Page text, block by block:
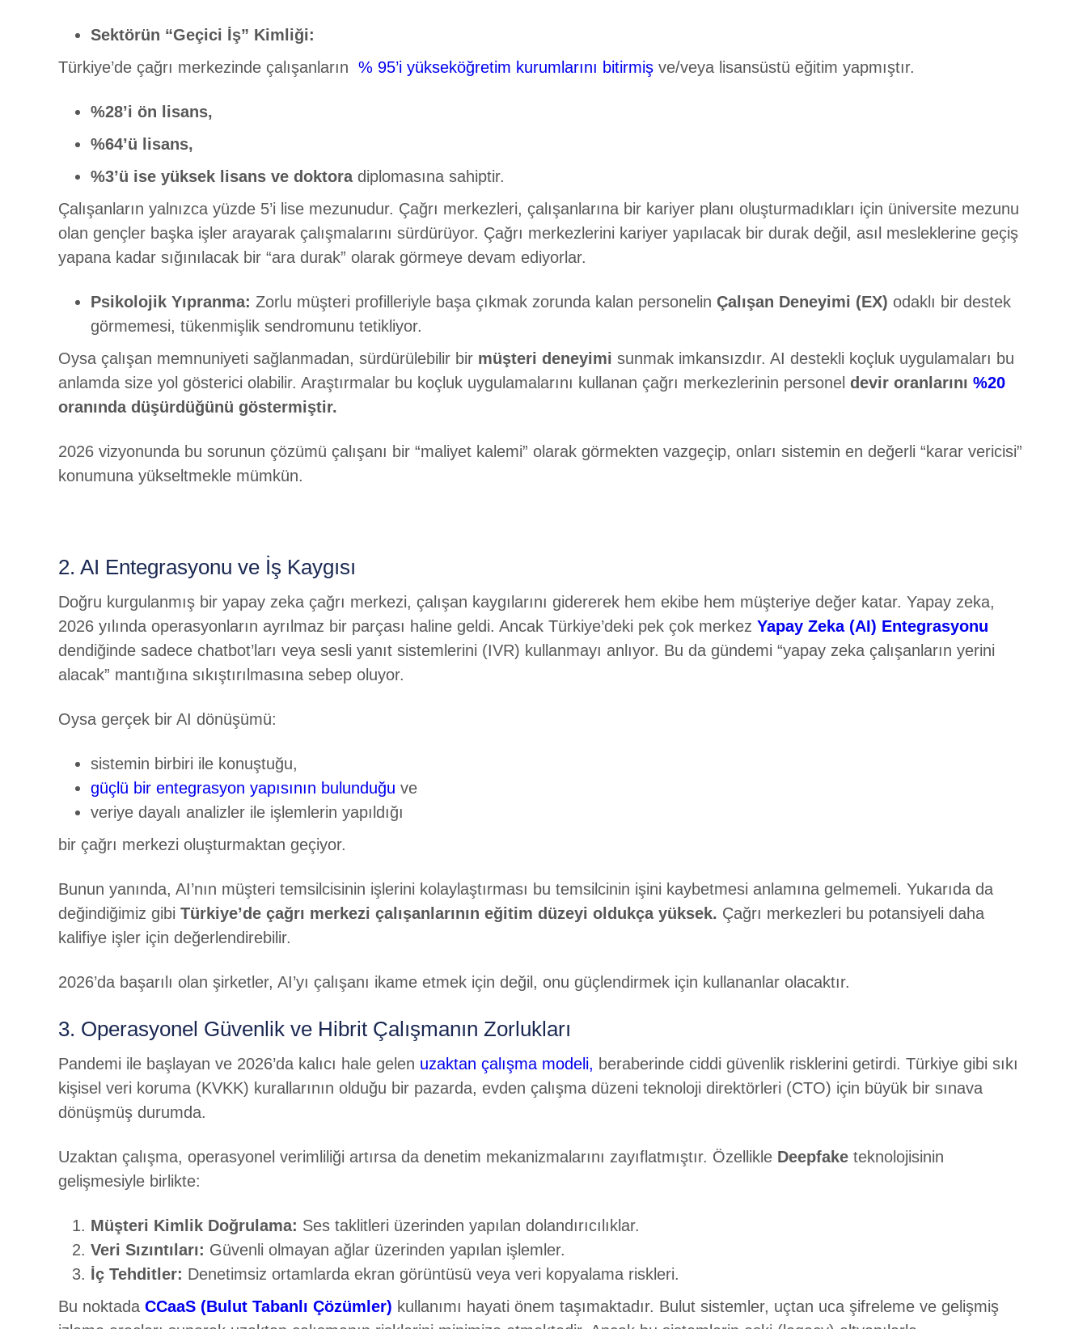
Sektörün “Geçici İş” Kimliği:
Türkiye’de çağrı merkezinde çalışanların % 95’i yükseköğretim kurumlarını bitirmiş ve/veya lisansüstü eğitim yapmıştır.
%28’i ön lisans,
%64’ü lisans,
%3’ü ise yüksek lisans ve doktora diplomasına sahiptir.
Çalışanların yalnızca yüzde 5’i lise mezunudur. Çağrı merkezleri, çalışanlarına bir kariyer planı oluşturmadıkları için üniversite mezunu
olan gençler başka işler arayarak çalışmalarını sürdürüyor. Çağrı merkezlerini kariyer yapılacak bir durak değil, asıl mesleklerine geçiş
yapana kadar sığınılacak bir “ara durak” olarak görmeye devam ediyorlar.
Psikolojik Yıpranma: Zorlu müşteri profilleriyle başa çıkmak zorunda kalan personelin Çalışan Deneyimi (EX) odaklı bir destek
görmemesi, tükenmişlik sendromunu tetikliyor.
Oysa çalışan memnuniyeti sağlanmadan, sürdürülebilir bir müşteri deneyimi sunmak imkansızdır. AI destekli koçluk uygulamaları bu
anlamda size yol gösterici olabilir. Araştırmalar bu koçluk uygulamalarını kullanan çağrı merkezlerinin personel devir oranlarını %20
oranında düşürdüğünü göstermiştir.
2026 vizyonunda bu sorunun çözümü çalışanı bir “maliyet kalemi” olarak görmekten vazgeçip, onları sistemin en değerli “karar vericisi”
konumuna yükseltmekle mümkün.
2. AI Entegrasyonu ve İş Kaygısı
Doğru kurgulanmış bir yapay zeka çağrı merkezi, çalışan kaygılarını gidererek hem ekibe hem müşteriye değer katar. Yapay zeka,
2026 yılında operasyonların ayrılmaz bir parçası haline geldi. Ancak Türkiye’deki pek çok merkez Yapay Zeka (AI) Entegrasyonu
dendiğinde sadece chatbot’ları veya sesli yanıt sistemlerini (IVR) kullanmayı anlıyor. Bu da gündemi “yapay zeka çalışanların yerini
alacak” mantığına sıkıştırılmasına sebep oluyor.
Oysa gerçek bir AI dönüşümü:
sistemin birbiri ile konuştuğu,
güçlü bir entegrasyon yapısının bulunduğu ve
veriye dayalı analizler ile işlemlerin yapıldığı
bir çağrı merkezi oluşturmaktan geçiyor.
Bunun yanında, AI’nın müşteri temsilcisinin işlerini kolaylaştırması bu temsilcinin işini kaybetmesi anlamına gelmemeli. Yukarıda da
değindiğimiz gibi Türkiye’de çağrı merkezi çalışanlarının eğitim düzeyi oldukça yüksek. Çağrı merkezleri bu potansiyeli daha
kalifiye işler için değerlendirebilir.
2026’da başarılı olan şirketler, AI’yı çalışanı ikame etmek için değil, onu güçlendirmek için kullananlar olacaktır.
3. Operasyonel Güvenlik ve Hibrit Çalışmanın Zorlukları
Pandemi ile başlayan ve 2026’da kalıcı hale gelen uzaktan çalışma modeli, beraberinde ciddi güvenlik risklerini getirdi. Türkiye gibi sıkı
kişisel veri koruma (KVKK) kurallarının olduğu bir pazarda, evden çalışma düzeni teknoloji direktörleri (CTO) için büyük bir sınava
dönüşmüş durumda.
Uzaktan çalışma, operasyonel verimliliği artırsa da denetim mekanizmalarını zayıflatmıştır. Özellikle Deepfake teknolojisinin
gelişmesiyle birlikte:
Müşteri Kimlik Doğrulama: Ses taklitleri üzerinden yapılan dolandırıcılıklar.
Veri Sızıntıları: Güvenli olmayan ağlar üzerinden yapılan işlemler.
İç Tehditler: Denetimsiz ortamlarda ekran görüntüsü veya veri kopyalama riskleri.
Bu noktada CCaaS (Bulut Tabanlı Çözümler) kullanımı hayati önem taşımaktadır. Bulut sistemler, uçtan uca şifreleme ve gelişmiş